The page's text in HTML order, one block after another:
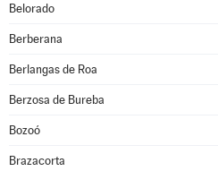
Belorado
Berberana
Berlangas de Roa
Berzosa de Bureba
Bozoó
Brazacorta